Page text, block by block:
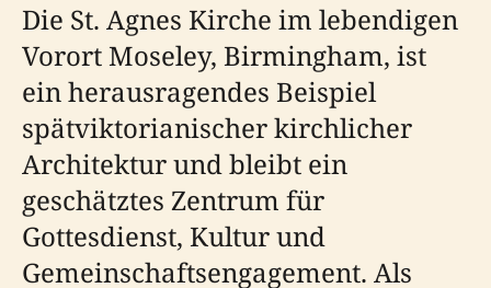
Die St. Agnes Kirche im lebendigen
Vorort Moseley, Birmingham, ist
ein herausragendes Beispiel
spätviktorianischer kirchlicher
Architektur und bleibt ein
geschätztes Zentrum für
Gottesdienst, Kultur und
Gemeinschaftsengagement. Als